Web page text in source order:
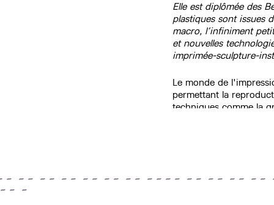
Elle est diplômée des
plastiques sont issues
macro, l’infiniment
et nouvelles
imprimée-sculpture-
Le monde de
permettant la
techniques comme la
~ ~ ~ ~ ~ ~ ~ ~ ~ ~ ~ ~ ~ ~ ~ ~ ~ ~ ~ ~ ~ ~ ~ ~
~ ~